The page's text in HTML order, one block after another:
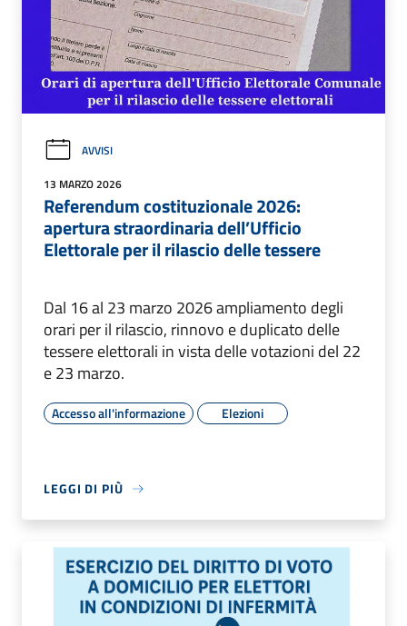
AVVISI
13 MARZO 2026
Referendum costituzionale 2026:
apertura straordinaria dell’Ufficio
Elettorale per il rilascio delle tessere
Dal 16 al 23 marzo 2026 ampliamento degli
orari per il rilascio, rinnovo e duplicato delle
tessere elettorali in vista delle votazioni del 22
e 23 marzo.
Accesso all'informazione Elezioni
LEGGI DI PIÙ